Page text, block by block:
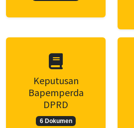
Keputusan
Bapemperda
DPRD
6 Dokumen